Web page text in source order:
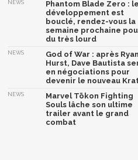
NEWS
Phantom Blade Zero : le
développement est
bouclé, rendez-vous la
semaine prochaine
du très lourd
NEWS
God of War : après Ryan
Hurst, Dave Bautista
en négociations pour
devenir le nouveau
NEWS
Marvel Tōkon Fighting
Souls lâche son ultime
trailer avant le grand
combat